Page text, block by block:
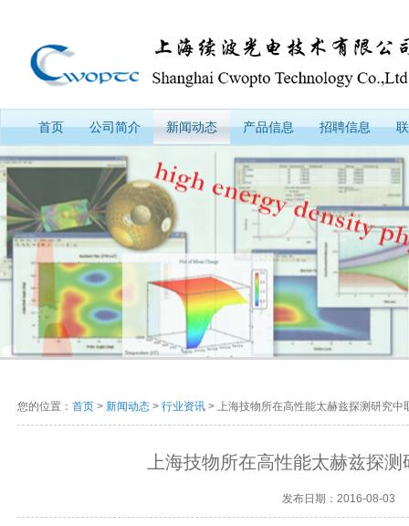
首页 公司简介 新闻动态 产品信息 招聘信息
您的位置： 首页 > 新闻动态 > 行业资讯 > 上海技物所在高性能太赫兹探测研究中
上海技物所在高性能太赫兹探
发布日期：2016-08-03